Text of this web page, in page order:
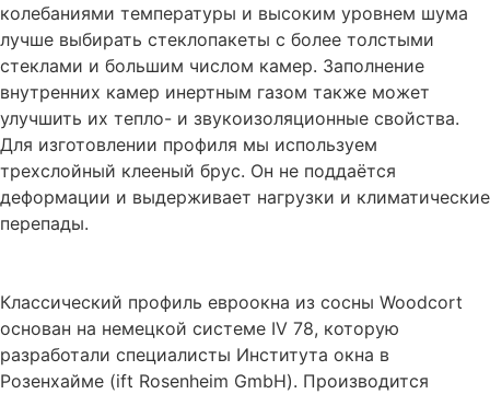
колебаниями температуры и высоким уровнем шума
лучше выбирать стеклопакеты с более толстыми
стеклами и большим числом камер. Заполнение
внутренних камер инертным газом также может
улучшить их тепло- и звукоизоляционные свойства.
Для изготовлении профиля мы используем
трехслойный клееный брус. Он не поддаётся
деформации и выдерживает нагрузки и климатические
перепады.
Классический профиль евроокна из сосны Woodcort
основан на немецкой системе IV 78, которую
разработали специалисты Института окна в
Розенхайме (ift Rosenheim GmbH). Производится